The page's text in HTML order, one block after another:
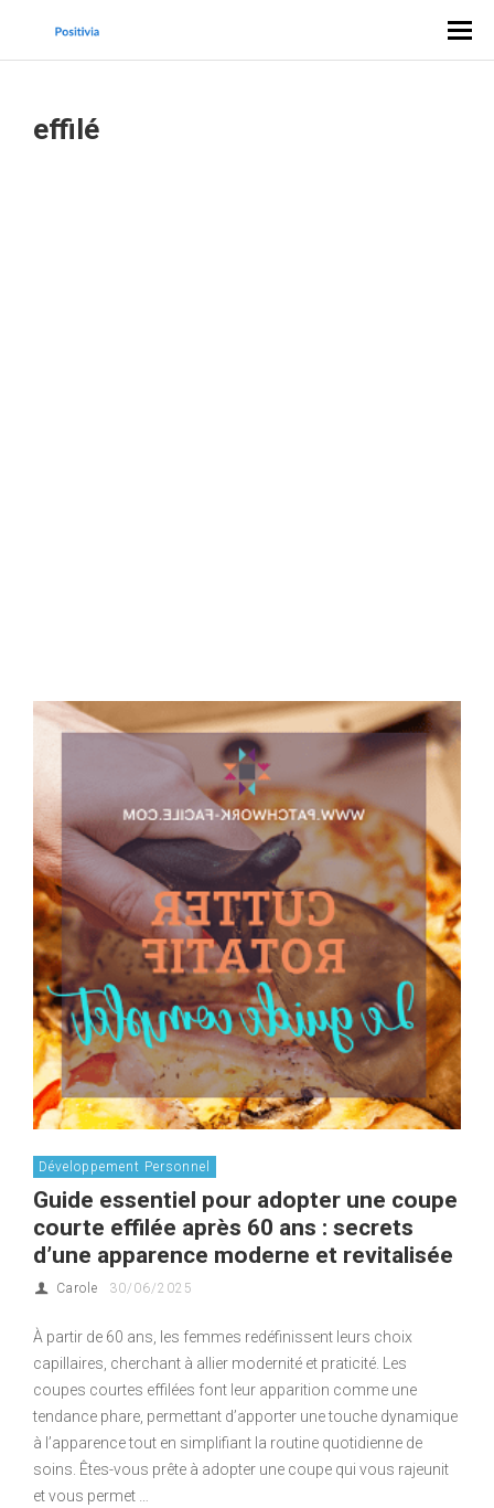
effilé
Développement Personnel
Guide essentiel pour adopter une coupe
courte effilée après 60 ans : secrets
d’une apparence moderne et revitalisée
Carole 30/06/2025
À partir de 60 ans, les femmes redéfinissent leurs choix
capillaires, cherchant à allier modernité et praticité. Les
coupes courtes effilées font leur apparition comme une
tendance phare, permettant d’apporter une touche dynamique
à l’apparence tout en simplifiant la routine quotidienne de
soins. Êtes-vous prête à adopter une coupe qui vous rajeunit
et vous permet …